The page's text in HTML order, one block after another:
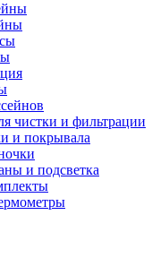
чистки и фильтрации
и покрывала
и подсветка